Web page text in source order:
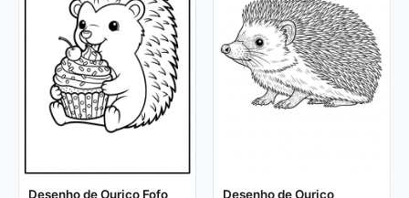
Desenho de Ouriço Fofo
Desenho de Ouriço